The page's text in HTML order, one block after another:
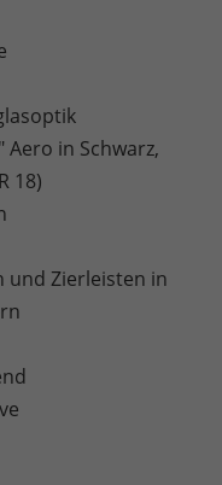
Aero in Schwarz,
18)
und Zierleisten in